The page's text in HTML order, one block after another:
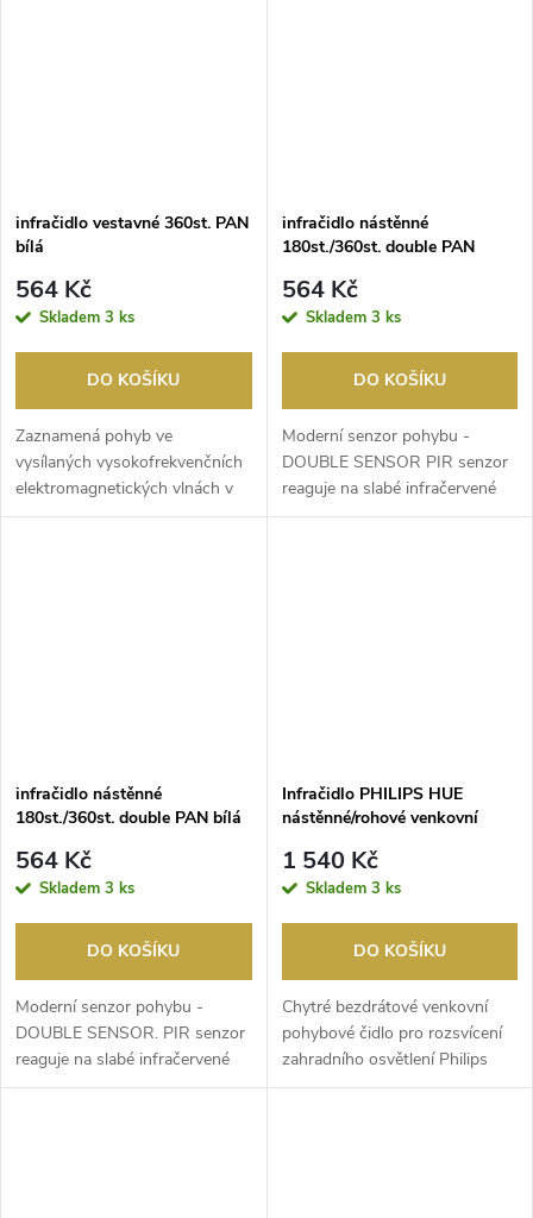
infračidlo vestavné 360st. PAN
bílá
564 Kč
Skladem 3 ks
DO KOŠÍKU
Zaznamená pohyb ve
vysílaných vysokofrekvenčních
elektromagnetických vlnách v
nastaveném dosahu a in...
infračidlo nástěnné
180st./360st. double PAN
564 Kč
Skladem 3 ks
DO KOŠÍKU
Moderní senzor pohybu -
DOUBLE SENSOR PIR senzor
reaguje na slabé infračervené
záření vycházející z ...
infračidlo nástěnné
180st./360st. double PAN bílá
564 Kč
Skladem 3 ks
DO KOŠÍKU
Moderní senzor pohybu -
DOUBLE SENSOR. PIR senzor
reaguje na slabé infračervené
záření vycházející z...
Infračidlo PHILIPS HUE
nástěnné/rohové venkovní
1 540 Kč
Skladem 3 ks
DO KOŠÍKU
Chytré bezdrátové venkovní
pohybové čidlo pro rozsvícení
zahradního osvětlení Philips
Hue.